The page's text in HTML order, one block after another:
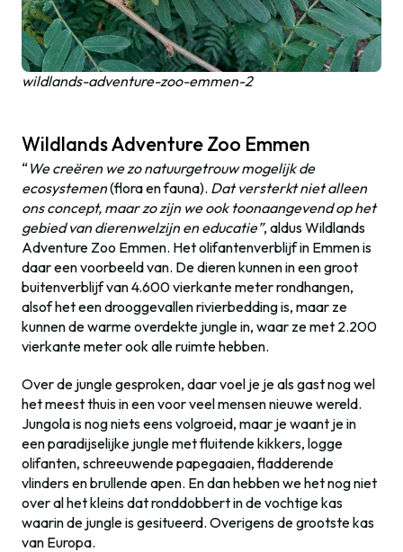
wildlands-adventure-zoo-emmen-2
Wildlands Adventure Zoo Emmen
“ We creëren we zo natuurgetrouw mogelijk de
ecosystemen(flora en fauna). Dat versterkt niet alleen
ons concept, maar zo zijn we ook toonaangevend op het
gebied van dierenwelzijn en educatie”, aldus Wildlands
Adventure Zoo Emmen. Het olifantenverblijf in Emmen is
daar een voorbeeld van. De dieren kunnen in een groot
buitenverblijf van 4.600 vierkante meter rondhangen,
alsof het een drooggevallen rivierbedding is, maar ze
kunnen de warme overdekte jungle in, waar ze met 2.200
vierkante meter ook alle ruimte hebben.
Over de jungle gesproken, daar voel je je als gast nog wel
het meest thuis in een voor veel mensen nieuwe wereld.
Jungola is nog niets eens volgroeid, maar je waant je in
een paradijselijke jungle met fluitende kikkers, logge
olifanten, schreeuwende papegaaien, fladderende
vlinders en brullende apen. En dan hebben we het nog niet
over al het kleins dat ronddobbert in de vochtige kas
waarin de jungle is gesitueerd. Overigens de grootste kas
van Europa.